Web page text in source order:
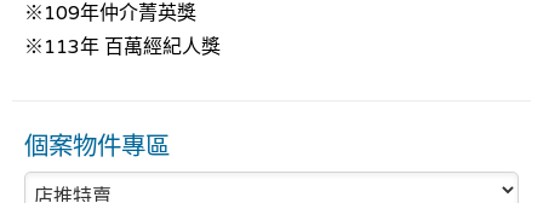
※109年仲介菁英獎
※113年 百萬經紀人獎
個案物件專區